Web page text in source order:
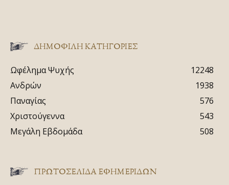
ΔΗΜΟΦΙΛΗ ΚΑΤΗΓΟΡΙΕΣ
Ωφέλημα Ψυχής
12248
Ανδρών
1938
Παναγίας
576
Χριστούγεννα
543
Μεγάλη Εβδομάδα
508
ΠΡΩΤΟΣΈΛΙΔΑ ΕΦΗΜΕΡΊΔΩΝ